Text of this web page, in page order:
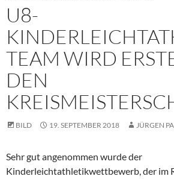
U8-
TEAM WIRD
DEN
BILD 19. SEPTEMBER 2018 JÜRGEN
Sehr gut angenommen wurde der
Kinderleichtathletikwettbewerb, der im